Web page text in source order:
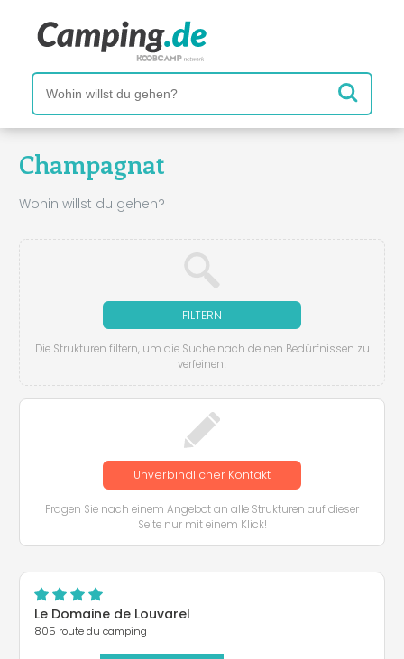
Champagnat
Wohin willst du gehen?
FILTERN
Die Strukturen filtern, um die Suche nach deinen Bedürfnissen zu
verfeinen!
Unverbindlicher Kontakt
Fragen Sie nach einem Angebot an alle Strukturen auf dieser
Seite nur mit einem Klick!
Le Domaine de Louvarel
805 route du camping